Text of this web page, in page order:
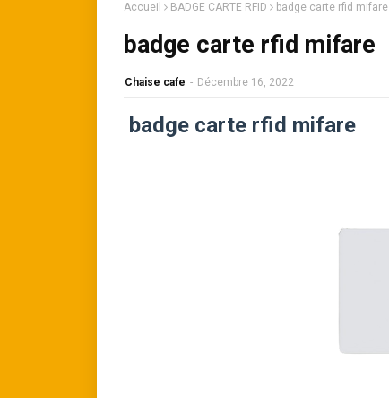
Accueil BADGE CARTE RFID badge carte rfid mifare
badge carte rfid mifare
Chaise cafe - Décembre 16, 2022
badge carte rfid mifare